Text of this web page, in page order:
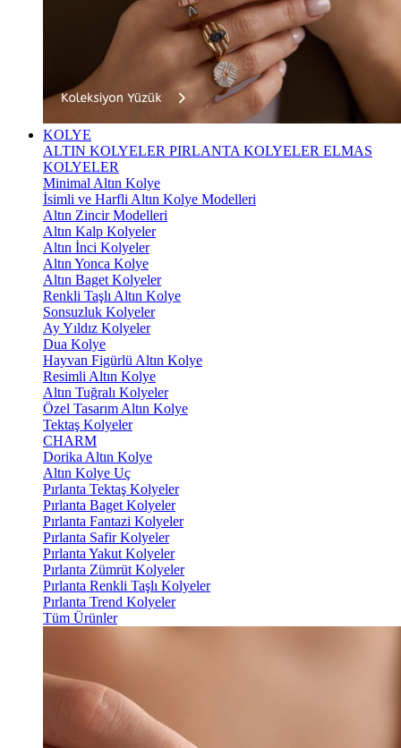
KOLYE
ALTIN KOLYELER PIRLANTA KOLYELER ELMAS
KOLYELER
Minimal Altın Kolye
İsimli ve Harfli Altın Kolye Modelleri
Altın Zincir Modelleri
Altın Kalp Kolyeler
Altın İnci Kolyeler
Altın Yonca Kolye
Altın Baget Kolyeler
Renkli Taşlı Altın Kolye
Sonsuzluk Kolyeler
Ay Yıldız Kolyeler
Dua Kolye
Hayvan Figürlü Altın Kolye
Resimli Altın Kolye
Altın Tuğralı Kolyeler
Özel Tasarım Altın Kolye
Tektaş Kolyeler
CHARM
Dorika Altın Kolye
Altın Kolye Uç
Pırlanta Tektaş Kolyeler
Pırlanta Baget Kolyeler
Pırlanta Fantazi Kolyeler
Pırlanta Safir Kolyeler
Pırlanta Yakut Kolyeler
Pırlanta Zümrüt Kolyeler
Pırlanta Renkli Taşlı Kolyeler
Pırlanta Trend Kolyeler
Tüm Ürünler